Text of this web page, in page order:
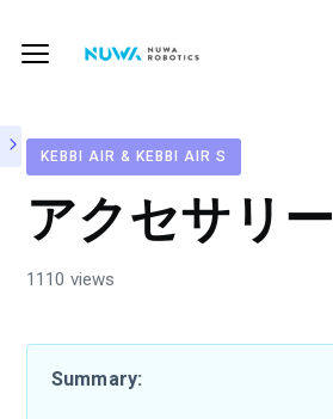
KEBBI AIR & KEBBI AIR S
アクセサリー
1110 views
Summary: